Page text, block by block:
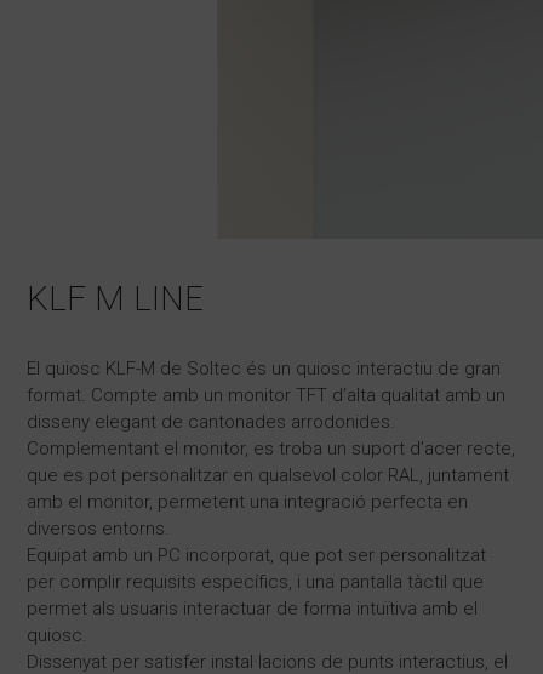
KLF M LINE
El quiosc KLF-M de Soltec és un quiosc interactiu de gran
format. Compte amb un monitor TFT d’alta qualitat amb un
disseny elegant de cantonades arrodonides.
Complementant el monitor, es troba un suport d’acer recte,
que es pot personalitzar en qualsevol color RAL, juntament
amb el monitor, permetent una integració perfecta en
diversos entorns.
Equipat amb un PC incorporat, que pot ser personalitzat
per complir requisits específics, i una pantalla tàctil que
permet als usuaris interactuar de forma intuïtiva amb el
quiosc.
Dissenyat per satisfer instal·lacions de punts interactius, el